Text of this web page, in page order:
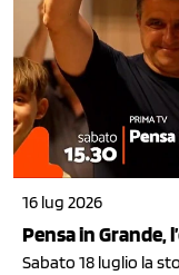
16 lug 2026
Pensa in Grande,
Sabato 18 luglio la